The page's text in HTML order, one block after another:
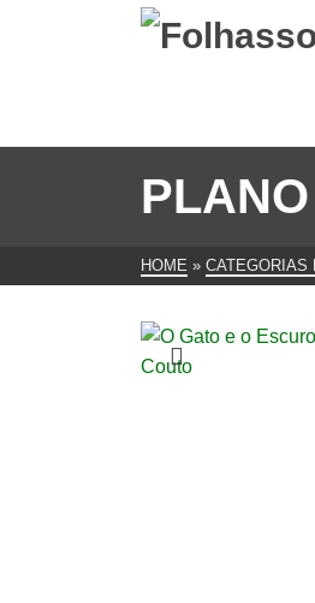
HOME » CATEGORIAS